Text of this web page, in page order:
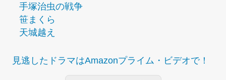
手塚治虫の戦争
笹まくら
天城越え
見逃したドラマはAmazonプライム・ビデオで！